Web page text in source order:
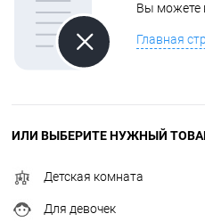
Вы можете
Главная
ИЛИ ВЫБЕРИТЕ НУЖНЫЙ
Детская комната
Для девочек